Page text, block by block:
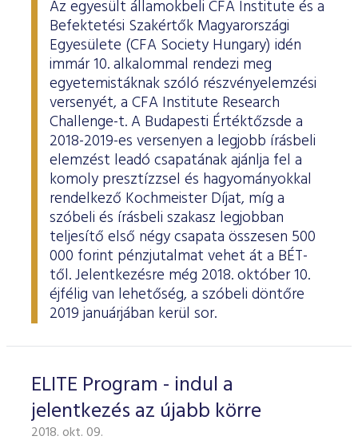
Az egyesült államokbeli CFA Institute és a
Befektetési Szakértők Magyarországi
Egyesülete (CFA Society Hungary) idén
immár 10. alkalommal rendezi meg
egyetemistáknak szóló részvényelemzési
versenyét, a CFA Institute Research
Challenge-t. A Budapesti Értéktőzsde a
2018-2019-es versenyen a legjobb írásbeli
elemzést leadó csapatának ajánlja fel a
komoly presztízzsel és hagyományokkal
rendelkező Kochmeister Díjat, míg a
szóbeli és írásbeli szakasz legjobban
teljesítő első négy csapata összesen 500
000 forint pénzjutalmat vehet át a BÉT-
től. Jelentkezésre még 2018. október 10.
éjfélig van lehetőség, a szóbeli döntőre
2019 januárjában kerül sor.
ELITE Program - indul a
jelentkezés az újabb körre
2018. okt. 09.